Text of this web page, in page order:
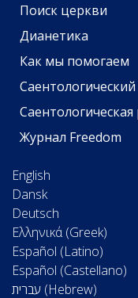
Поиск церкви
Дианетика
Как мы помогаем
Саентологическая
Журнал Freedom
English
Dansk
Deutsch
Ελληνικά (Greek)
Español (Latino)
Español (Castellano)